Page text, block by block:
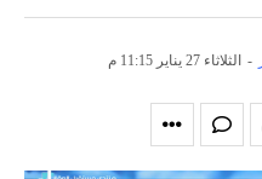
- الثلاثاء 27 يناير 11:15 م